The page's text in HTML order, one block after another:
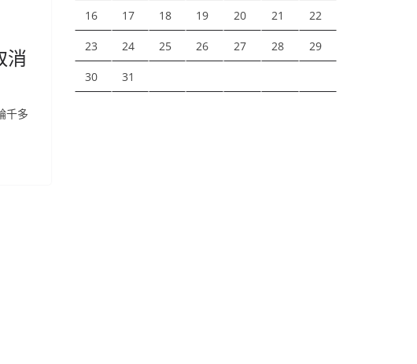
消
千多
16 17 18 19 20 21 22
23 24 25 26 27 28 29
30 31